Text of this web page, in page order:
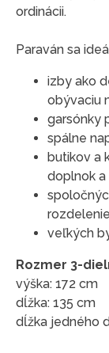
ordinácii.
Paraván sa
izby ako
obývaciu
garsónky
spálne
butikov a
doplnok
veľkých
Rozmer 3-
výška: 172 cm
dĺžka: 135 cm
dĺžka jedného